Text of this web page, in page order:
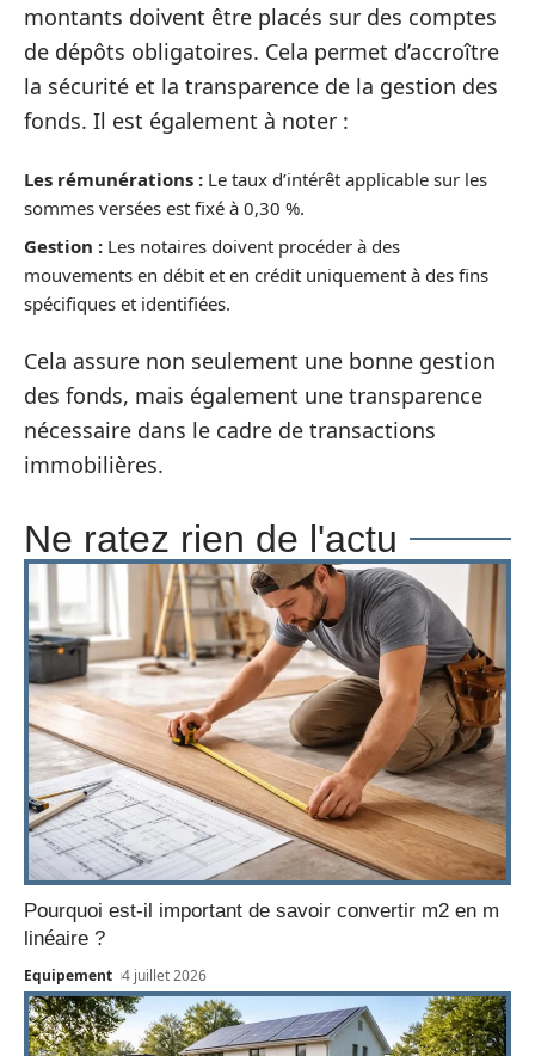
montants doivent être placés sur des comptes
de dépôts obligatoires. Cela permet d’accroître
la sécurité et la transparence de la gestion des
fonds. Il est également à noter :
Les rémunérations : Le taux d’intérêt applicable sur les
sommes versées est fixé à 0,30 %.
Gestion : Les notaires doivent procéder à des
mouvements en débit et en crédit uniquement à des fins
spécifiques et identifiées.
Cela assure non seulement une bonne gestion
des fonds, mais également une transparence
nécessaire dans le cadre de transactions
immobilières.
Ne ratez rien de l'actu
Pourquoi est-il important de savoir convertir m2 en m
linéaire ?
Equipement 4 juillet 2026